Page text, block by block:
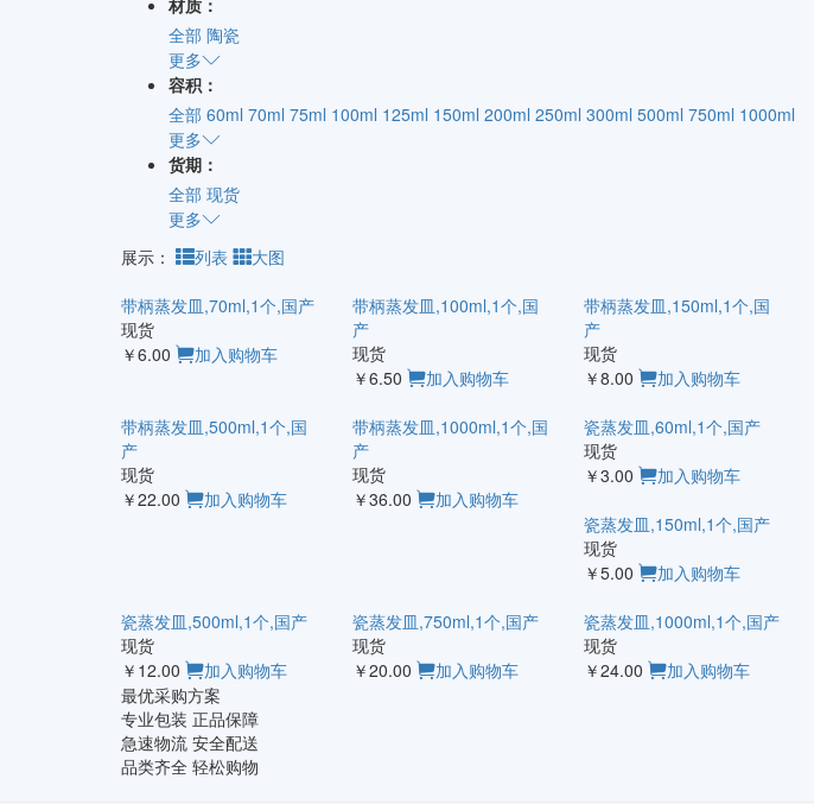
材质：
全部 陶瓷
更多
容积：
全部 60ml 70ml 75ml 100ml 125ml 150ml 200ml 250ml 300ml 500ml 750ml 1000ml
更多
货期：
全部 现货
更多
展示：
列表 大图
带柄蒸发皿,70ml,1个,国产
现货
￥6.00
加入购物车
带柄蒸发皿,100ml,1个,国
产
现货
￥6.50
加入购物车
带柄蒸发皿,150ml,1个,国
产
现货
￥8.00
加入购物车
带柄蒸发皿,500ml,1个,国
产
现货
￥22.00
加入购物车
带柄蒸发皿,1000ml,1个,国
产
现货
￥36.00
加入购物车
瓷蒸发皿,60ml,1个,国产
现货
￥3.00
加入购物车
瓷蒸发皿,150ml,1个,国产
现货
￥5.00
加入购物车
瓷蒸发皿,500ml,1个,国产
现货
￥12.00
加入购物车
瓷蒸发皿,750ml,1个,国产
现货
￥20.00
加入购物车
瓷蒸发皿,1000ml,1个,国产
现货
￥24.00
加入购物车
最优采购方案
专业包装 正品保障
急速物流 安全配送
品类齐全 轻松购物